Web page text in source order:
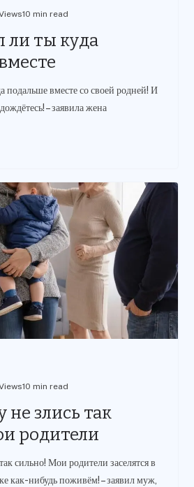
10 min read
ли ты куда
подальше вместе со своей родней! И
– заявила жена
10 min read
не злись так
родители
сильно! Мои родители заселятся в
как-нибудь поживём! – заявил муж,